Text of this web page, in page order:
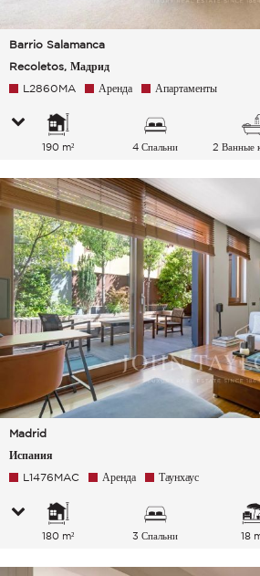
Barrio Salamanca
Recoletos, Мадрид
L2860MA Аренда Апартаменты
190 m² 4 Спальни 2 Ванные
Madrid
Испания
L1476MAC Аренда Таунхаус
180 m² 3 Спальни 18